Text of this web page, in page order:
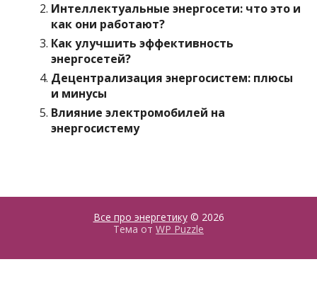
Интеллектуальные энергосети: что это и
как они работают?
Как улучшить эффективность
энергосетей?
Децентрализация энергосистем: плюсы
и минусы
Влияние электромобилей на
энергосистему
Все про энергетику© 2026
Тема от WP Puzzle